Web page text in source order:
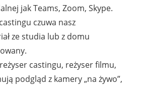
jak Teams, Zoom, Skype.
czuwa nasz
ze studia lub z domu
castingu, reżyser filmu,
podgląd z kamery „na żywo”,